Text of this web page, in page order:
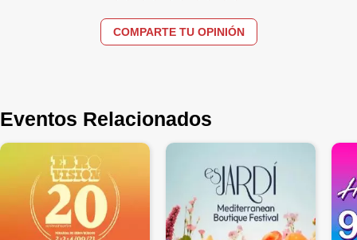
COMPARTE TU OPINIÓN
Eventos Relacionados